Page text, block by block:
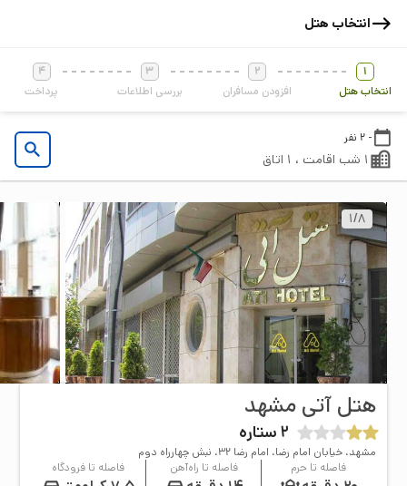
انتخاب هتل
1
انتخاب هتل
2
افزودن مسافران
3
بررسی اطلاعات
4
پرداخت
- 2 نفر
1 شب اقامت ، 1 اتاق
8
/
1
هتل آتی مشهد
2ستاره
مشهد، خیابان امام رضا، امام رضا 32، نبش چهارراه دوم
فاصله تا حرم
فاصله تا راه‌آهن فاصله تا فرودگاه